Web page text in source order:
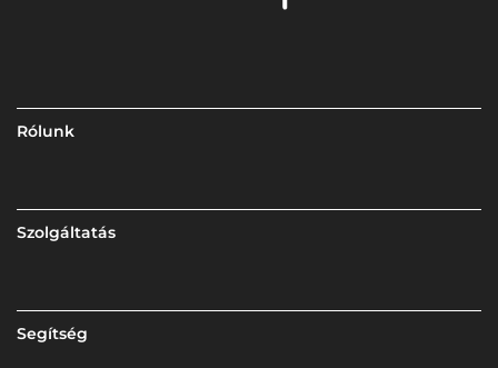
Rólunk
Szolgáltatás
Segítség